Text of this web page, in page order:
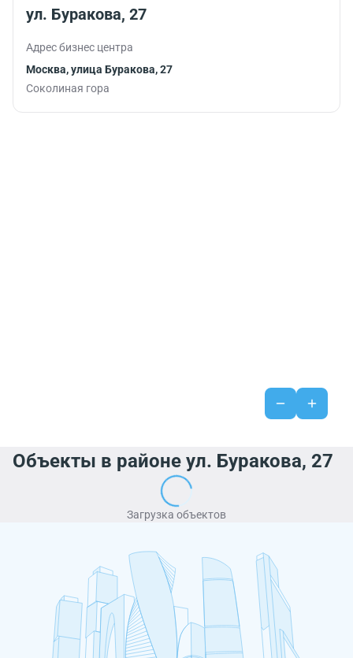
ул. Буракова, 27
Адрес бизнес центра
Москва, улица Буракова, 27
Соколиная гора
Объекты в районе ул. Буракова, 27
Загрузка объектов